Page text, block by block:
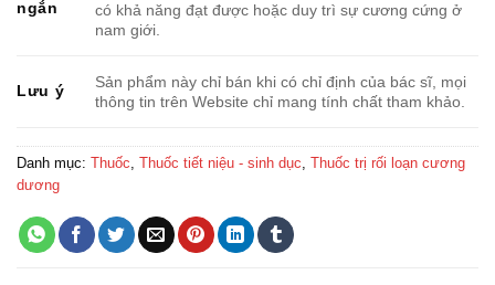
ngắn
có khả năng đạt được hoặc duy trì sự cương cứng ở
nam giới.
Lưu ý
Sản phẩm này chỉ bán khi có chỉ định của bác sĩ, mọi
thông tin trên Website chỉ mang tính chất tham khảo.
Danh mục: Thuốc Thuốc tiết niệu - sinh dục Thuốc trị rối loạn cương
dương